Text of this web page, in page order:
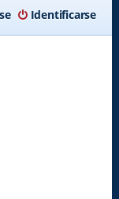
Identificarse